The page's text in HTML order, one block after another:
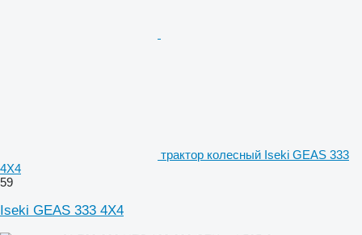
трактор колесный Iseki GEAS 333
4X4
59
Iseki GEAS 333 4X4